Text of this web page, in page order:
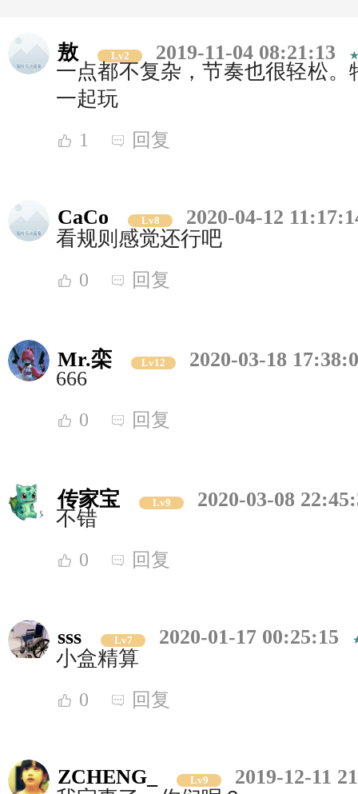
敖 Lv2
2019-11-04 08:21:13
一点都不复杂，节奏也很轻松
一起玩
1 回复
CaCo Lv8
2020-04-12
看规则感觉还行吧
0 回复
Mr.栾 Lv12
2020-03-18
666
0 回复
传家宝 Lv9
2020-03-08
不错
0 回复
sss Lv7
2020-01-17 00:25:15
小盒精算
0 回复
ZCHENG_ Lv9
2019-12-11